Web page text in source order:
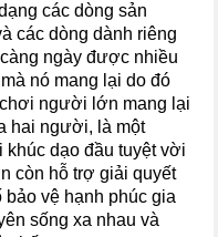
các dòng sản
các dòng dành riêng
ngày được nhiều
nó mang lại do đó
người lớn mang lại
hai người, là một
dạo đầu tuyệt vời
còn hỗ trợ giải quyết
bảo vệ hạnh phúc gia
sống xa nhau và